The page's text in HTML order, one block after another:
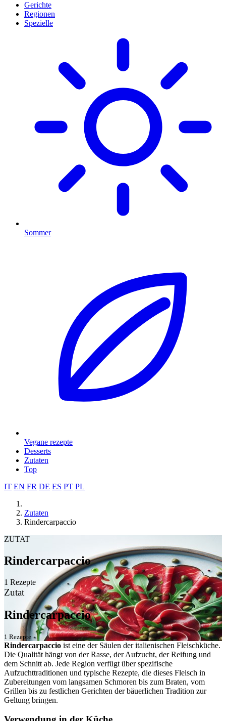
Gerichte
Regionen
Spezielle
Sommer
Vegane rezepte
Desserts
Zutaten
Top
IT EN FR DE ES PT PL
Zutaten
Rindercarpaccio
ZUTAT
Rindercarpaccio
1 Rezepte
Zutat
Rindercarpaccio
1 Rezepte
Rindercarpaccio ist eine der Säulen der italienischen Fleischküche.
Die Qualität hängt von der Rasse, der Aufzucht, der Reifung und
dem Schnitt ab. Jede Region verfügt über spezifische
Aufzuchttraditionen und typische Rezepte, die dieses Fleisch in
Zubereitungen vom langsamen Schmoren bis zum Braten, vom
Grillen bis zu festlichen Gerichten der bäuerlichen Tradition zur
Geltung bringen.